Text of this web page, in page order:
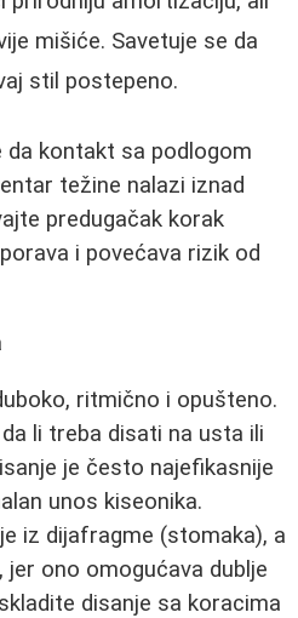
mišiće. Savetuje se da
stil postepeno.
da kontakt sa podlogom
težine nalazi iznad
predugačak korak
i povećava rizik od
ritmično i opušteno.
li treba disati na usta ili
je često najefikasnije
unos kiseonika.
iz dijafragme (stomaka), a
jer ono omogućava dublje
disanje sa koracima